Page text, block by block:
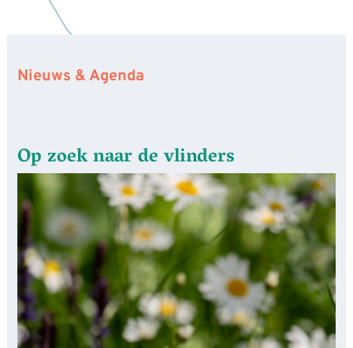
Nieuws & Agenda
Op zoek naar de vlinders